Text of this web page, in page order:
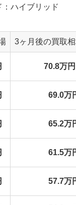
：ハイブリッド
3ヶ月後の買取
70.8万
69.0万
65.2万
61.5万
57.7万